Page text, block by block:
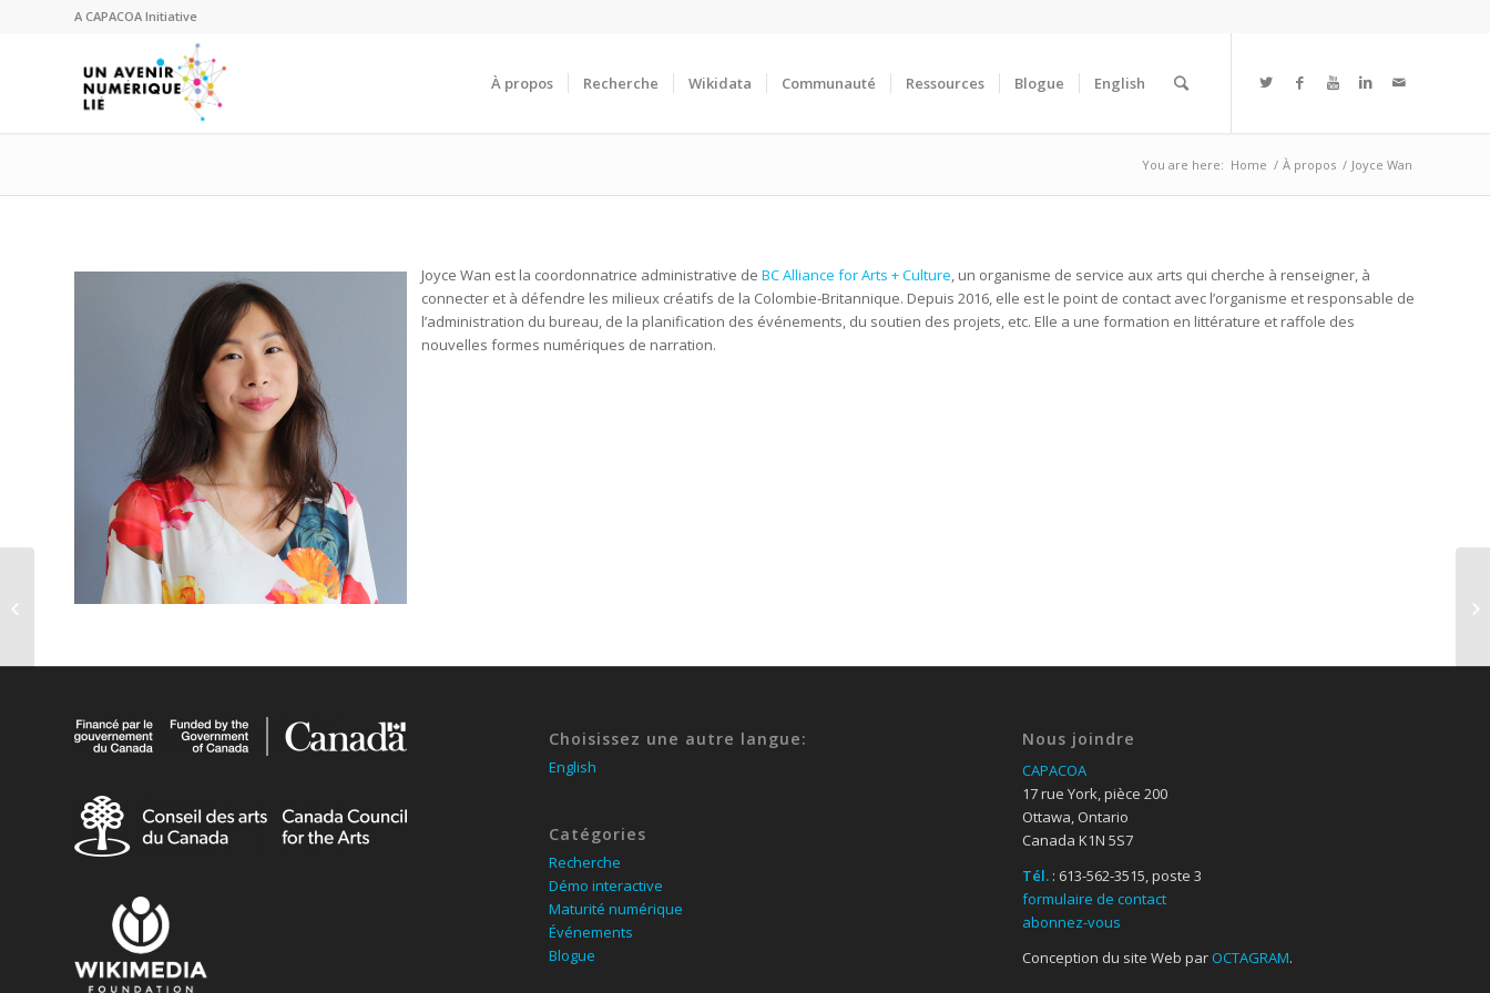
A CAPACOA Initiative
À propos Recherche Wikidata Communauté Ressources Blogue English
You are here: Home / À propos / Joyce Wan
Joyce Wan est la coordonnatrice administrative de BC Alliance for Arts + Culture, un organisme de service aux arts qui cherche à renseigner, à
connecter et à défendre les milieux créatifs de la Colombie-Britannique. Depuis 2016, elle est le point de contact avec l’organisme et responsable de
l’administration du bureau, de la planification des événements, du soutien des projets, etc. Elle a une formation en littérature et raffole des
nouvelles formes numériques de narration.
Choisissez une autre langue:
English
Catégories
Recherche
Démo interactive
Maturité numérique
Événements
Blogue
Nous joindre
CAPACOA
17 rue York, pièce 200
Ottawa, Ontario
Canada K1N 5S7
Tél. : 613-562-3515, poste 3
formulaire de contact
abonnez-vous
Conception du site Web par OCTAGRAM.
Annelise Larson